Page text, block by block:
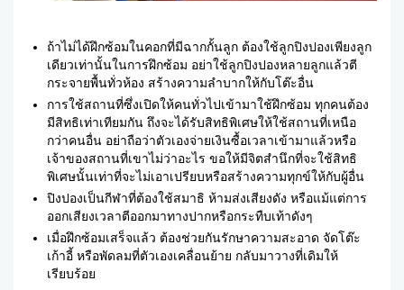
ถ้าไม่ได้ฝึกซ้อมในคอกที่มีฉากกั้นลูก ต้องใช้ลูกปิงปองเพียงลูก
เดียวเท่านั้นในการฝึกซ้อม อย่าใช้ลูกปิงปองหลายลูกแล้วตี
กระจายพื้นทั่วห้อง สร้างความลำบากให้กับโต๊ะอื่น
การใช้สถานที่ซึ่งเปิดให้คนทั่วไปเข้ามาใช้ฝึกซ้อม ทุกคนต้อง
มีสิทธิเท่าเทียมกัน ถึงจะได้รับสิทธิพิเศษให้ใช้สถานที่เหนือ
กว่าคนอื่น อย่าถือว่าตัวเองจ่ายเงินซื้อเวลาเข้ามาแล้วหรือ
เจ้าของสถานที่เขาไม่ว่าอะไร ขอให้มีจิตสำนึกที่จะใช้สิทธิ
พิเศษนั้นเท่าที่จะไม่เอาเปรียบหรือสร้างความทุกข์ให้กับผู้อื่น
ปิงปองเป็นกีฬาที่ต้องใช้สมาธิ ห้ามส่งเสียงดัง หรือแม้แต่การ
ออกเสียงเวลาตีออกมาทางปากหรือกระทืบเท้าดังๆ
เมื่อฝึกซ้อมเสร็จแล้ว ต้องช่วยกันรักษาความสะอาด จัดโต๊ะ
เก้าอี้ หรือพัดลมที่ตัวเองเคลื่อนย้าย กลับมาวางที่เดิมให้
เรียบร้อย